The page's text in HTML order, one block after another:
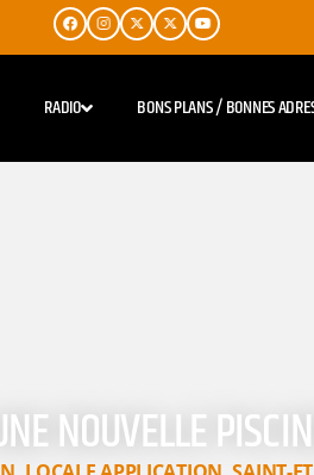
RADIO BONS PLANS / BONNES
NOUVELLE